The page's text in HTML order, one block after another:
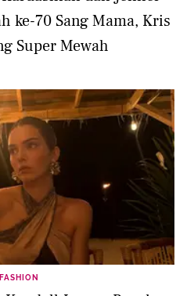
ke-70 Sang Mama, Kris
Super Mewah
FASHION